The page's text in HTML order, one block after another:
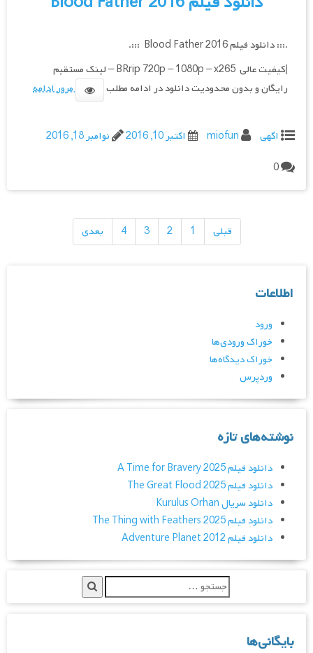
.::: دانلود فیلم Blood Father 2016 :::.
|کیفیت عالی BRrip 720p – 1080p – x265 – لینک مستقیم
رایگان و بدون محدودیت دانلود در ادامه مطلب
مرور ادامه
اگهی miofun اکتبر 10, 2016
نوامبر 18, 2016
0
قبلی 1
2
3
4 بعدی
اطلاعات
ورود
خوراک ورودی‌ها
خوراک دیدگاه‌ها
وردپرس
نوشته‌های تازه
دانلود فیلم A Time for Bravery 2025
دانلود فیلم The Great Flood 2025
دانلود سریال Kurulus Orhan
دانلود فیلم The Thing with Feathers 2025
دانلود فیلم Adventure Planet 2012
بایگانی‌ها